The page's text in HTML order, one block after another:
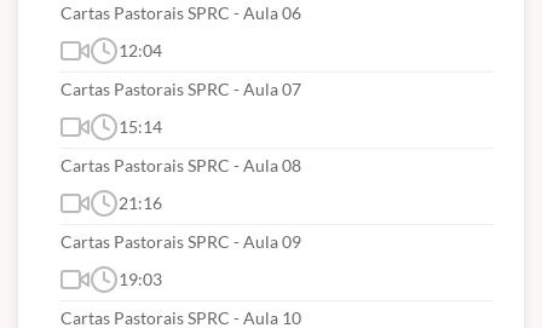
Cartas Pastorais SPRC - Aula 06
12:04
Cartas Pastorais SPRC - Aula 07
15:14
Cartas Pastorais SPRC - Aula 08
21:16
Cartas Pastorais SPRC - Aula 09
19:03
Cartas Pastorais SPRC - Aula 10